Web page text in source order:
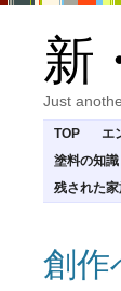
新
Just
TOP エ
塗料の知
残された
創作